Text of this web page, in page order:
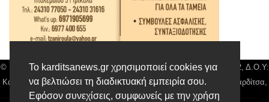
Το karditsanews.gr χρησιμοποιεί cookies για
να βελτιώσει τη διαδικτυακή εμπειρία σου.
Εφόσον συνεχίσεις, συμφωνείς με την χρήση
© Karditsa News | Διακριτικός Τίτλος: Orion Media, ΑΦΜ: 043750542, Δ.Ο.Υ:
Καρδίτσας, Αρ. Γεμή: 018804431000, Δ/νση: Διάκου 10 τ.κ 43132 Καρδίτσα,
Τηλ: 24410 42500, email:news@karditsanews.gr.